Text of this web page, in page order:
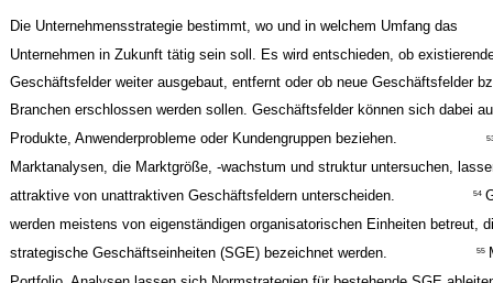
Die Unternehmensstrategie bestimmt, wo und in welchem Umfang das
Unternehmen in Zukunft tätig sein soll. Es wird entschieden, ob
Geschäftsfelder weiter ausgebaut, entfernt oder ob neue Geschäftsfelder
Branchen erschlossen werden sollen. Geschäftsfelder können sich dabei
Produkte, Anwenderprobleme oder Kundengruppen beziehen.
Marktanalysen, die Marktgröße, -wachstum und ­struktur untersuchen,
attraktive von unattraktiven Geschäftsfeldern unterscheiden.
54
werden meistens von eigenständigen organisatorischen Einheiten betreut,
strategische Geschäftseinheiten (SGE) bezeichnet werden.
55